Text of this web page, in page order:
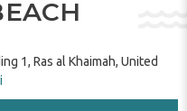
1, Ras al Khaimah, United